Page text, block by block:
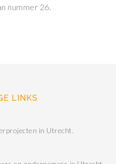
nummer 26.
LINKS
in Utrecht.